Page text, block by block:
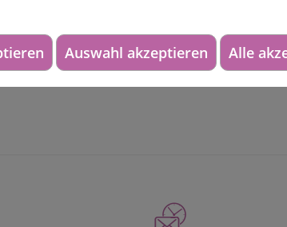
Auswahl akzeptieren Alle
für die Dortmunder Jugend. Und